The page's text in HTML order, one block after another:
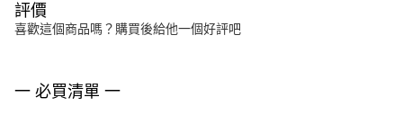
評價
喜歡這個商品嗎？購買後給他一個好評吧
一 必買清單 一